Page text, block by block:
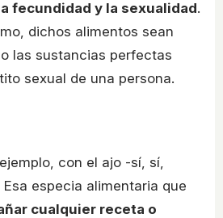
fecundidad y la sexualidad.
dichos alimentos sean
las sustancias perfectas
sexual de una persona.
con el ajo -sí, sí,
especia alimentaria que
cualquier receta o